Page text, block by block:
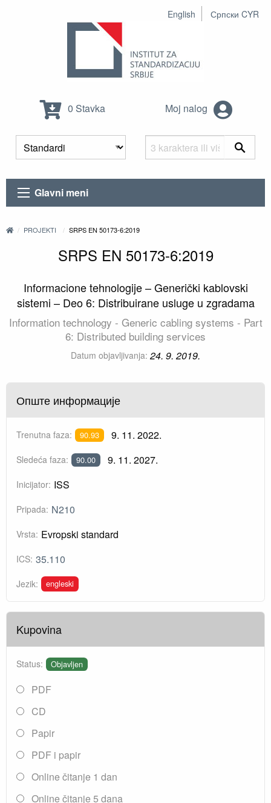
English Српски CYR
0 Stavka Moj nalog
Glavni meni
PROJEKTI SRPS EN 50173-6:2019
SRPS EN 50173-6:2019
Informacione tehnologije – Generički kablovski
sistemi – Deo 6: Distribuirane usluge u zgradama
Information technology - Generic cabling systems - Part
6: Distributed building services
Datum objavljivanja: 24. 9. 2019.
Опште информације
Trenutna faza: 90.93 9. 11. 2022.
Sledeća faza: 90.00 9. 11. 2027.
Inicijator: ISS
Pripada: N210
Vrsta: Evropski standard
ICS: 35.110
Jezik: engleski
Kupovina
Status: Objavljen
PDF
CD
Papir
PDF i papir
Online čitanje 1 dan
Online čitanje 5 dana